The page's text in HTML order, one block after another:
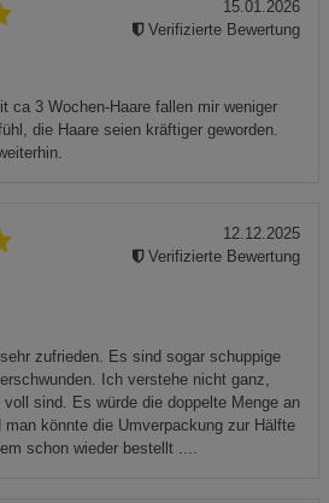
ca 3 Wochen-Haare fallen mir weniger
die Haare seien kräftiger geworden.
15.01.2026
Verifizierte Bewertung
zufrieden. Es sind sogar schuppige
Ich verstehe nicht ganz,
sind. Es würde die doppelte Menge an
man könnte die Umverpackung zur Hälfte
schon wieder bestellt ....
12.12.2025
Verifizierte Bewertung